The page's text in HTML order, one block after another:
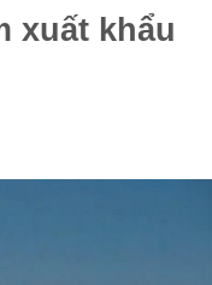
xuất khẩu